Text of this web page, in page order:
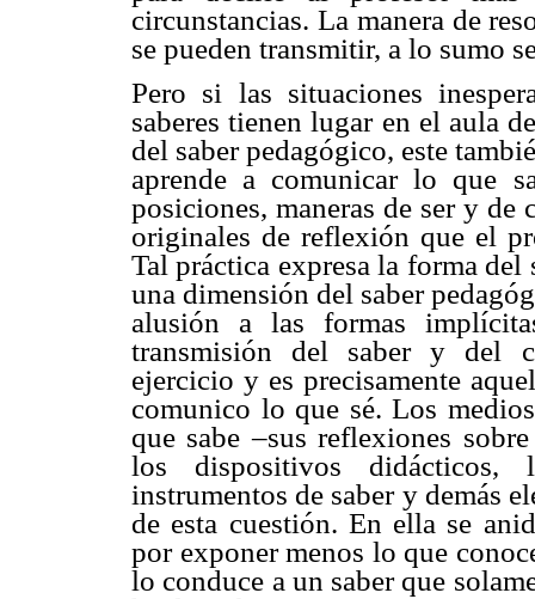
circunstancias. La manera de
se pueden transmitir, a lo sumo
Pero si las situaciones
saberes tienen lugar en el aula
del saber pedagógico, este
aprende a comunicar lo que
posiciones, maneras de ser y de
originales de reflexión que el
Tal práctica expresa la forma
una dimensión del saber
alusión a las formas
transmisión del saber y del
ejercicio y es precisamente
comunico lo que sé. Los
que sabe –sus reflexiones
los dispositivos didácticos,
instrumentos de saber y demás
de esta cuestión. En ella se
por exponer menos lo que
lo conduce a un saber que